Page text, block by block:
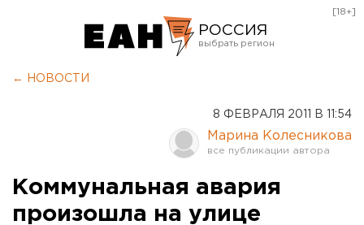
РОССИЯ
Оренбург
[18+]
← НОВОСТИ
8 ФЕВРАЛЯ 2011 В 11:54
Марина Колесникова
Коммунальная авария
произошла на улице